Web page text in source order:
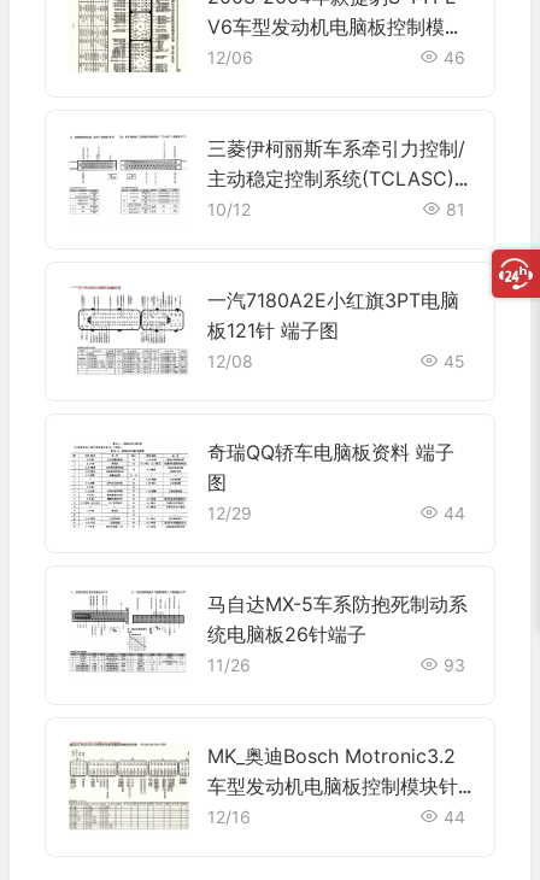
V6车型发动机电脑板控制模块
针脚58+32+60针 端子图
12/06 46
三菱伊柯丽斯车系牵引力控制/
主动稳定控制系统(TCLASC)
电脑板47针端子
10/12 81
一汽7180A2E小红旗3PT电脑
板121针 端子图
12/08 45
奇瑞QQ轿车电脑板资料 端子
图
12/29 44
马自达MX-5车系防抱死制动系
统电脑板26针端子
11/26 93
MK_奥迪Bosch Motronic3.2
车型发动机电脑板控制模块针
脚12+24+24+24+12针 端子
12/16 44